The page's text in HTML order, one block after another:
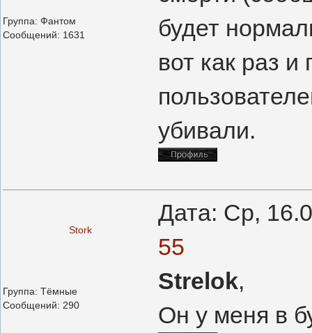
Группа: Фантом
Сообщений: 1631
будет
вот как раз
убивали.
Stork
Дата: Ср,
55
Группа: Тёмные
Сообщений: 290
Strelok,
Он у меня в